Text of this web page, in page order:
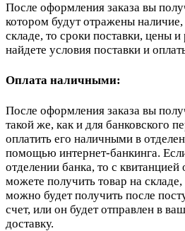
После оформления заказа вы
котором будут отражены наличие,
складе, то сроки поставки, цены
найдете условия поставки и
Оплата наличными:
После оформления заказа вы
такой же, как и для банковского
оплатить его наличными в
помощью интернет-банкинга.
отделении банка, то с
можете получить товар на
можно будет получить после
счет, или он будет отправлен в
доставку.